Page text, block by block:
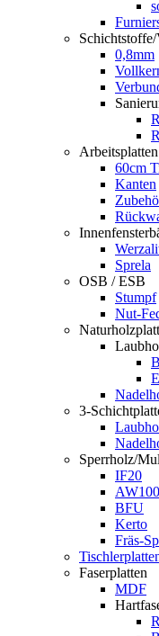
0,8mm
Arbeitsplatten
60cm
Kanten
Sprela
OSB / ESB
Stumpf
Nut-
3-
Sperrholz/
IF20
AW100
BFU
Kerto
Fräs-
Faserplatten
MDF